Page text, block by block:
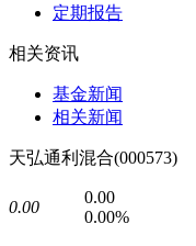
定期报告
相关资讯
基金新闻
相关新闻
天弘通利混合(000573)
0.00
0.00
0.00%